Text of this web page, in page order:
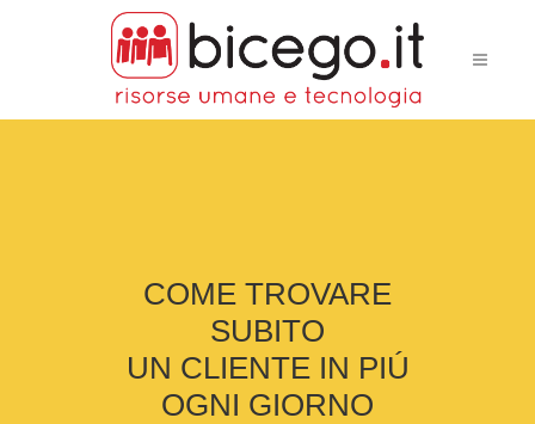
COME TROVARE
SUBITO
UN CLIENTE IN PIÚ
OGNI GIORNO